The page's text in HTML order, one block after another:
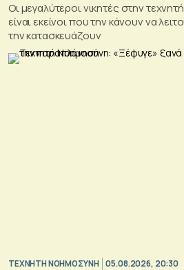
Οι μεγαλύτεροι νικητές στην
είναι εκείνοι που την κάνουν να
την κατασκευάζουν
TΕΧΝΗΤΗ ΝΟΗΜΟΣΥΝΗ 05.08.2026, 20:30